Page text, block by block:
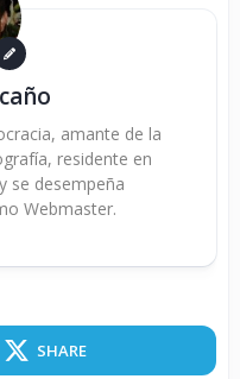
amante de la
residente en
se desempeña
Webmaster.
SHARE